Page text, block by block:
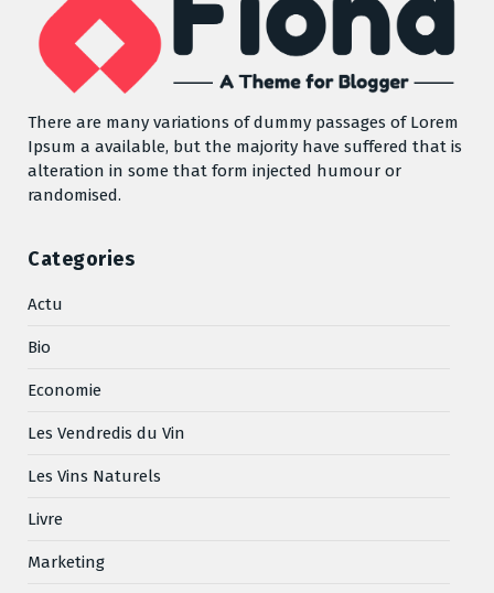
There are many variations of dummy passages of Lorem
Ipsum a available, but the majority have suffered that is
alteration in some that form injected humour or
randomised.
Categories
Actu
Bio
Economie
Les Vendredis du Vin
Les Vins Naturels
Livre
Marketing